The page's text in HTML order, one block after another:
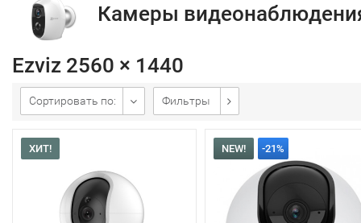
Камеры
Ezviz 2560 × 1440
Сортировать по: Фильтры
ХИТ! NEW! -21%